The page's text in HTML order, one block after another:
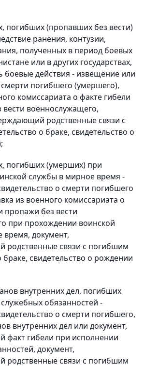
погибших (пропавших без вести)
ранения, контузии,
полученных в период боевых
или в других государствах,
боевые действия - извещение или
смерти погибшего (умершего),
комиссариата о факте гибели
военнослужащего,
родственные связи с
о браке, свидетельство о
погибших (умерших) при
службы в мирное время -
о смерти погибшего
из военного комиссариата о
пропажи без вести
при прохождении воинской
документ,
родственные связи с погибшим
браке, свидетельство о рождении
внутренних дел, погибших
обязанностей -
о смерти погибшего,
внутренних дел или документ,
факт гибели при исполнении
документ,
родственные связи с погибшим